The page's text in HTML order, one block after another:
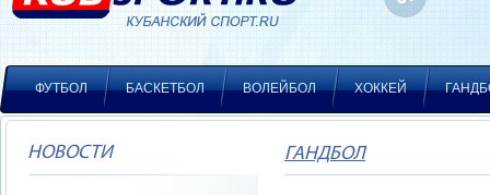
ФУТБОЛ БАСКЕТБОЛ ВОЛЕЙБОЛ ХОККЕЙ
НОВОСТИ ГАНДБОЛ